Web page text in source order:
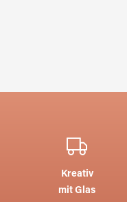
Kreativ
mit Glas